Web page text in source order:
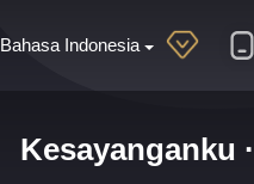
Bahasa Indonesia
Kesayanganku